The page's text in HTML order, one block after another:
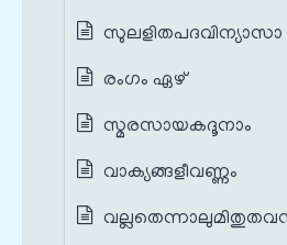
സുലളിതപദവിന്യാസാ
രംഗം ഏഴ്
സ്മരസായകദൂനാം
വാക്യങ്ങളീവണ്ണം